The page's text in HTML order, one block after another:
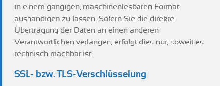
in einem gängigen, maschinenlesbaren Format
aushändigen zu lassen. Sofern Sie die direkte
Übertragung der Daten an einen anderen
Verantwortlichen verlangen, erfolgt dies nur, soweit es
technisch machbar ist.
SSL- bzw. TLS-Verschlüsselung